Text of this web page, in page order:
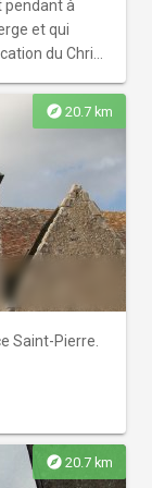
pendant à
et qui
du Christ
et le
explore 20.7 km
Saint-Pierre.
explore 20.7 km